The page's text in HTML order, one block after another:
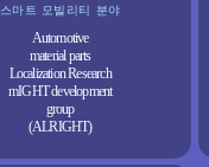
스마트 모빌리티 분야
Automotive
material parts
Localization Research
mIGHT development
group
(ALRIGHT)